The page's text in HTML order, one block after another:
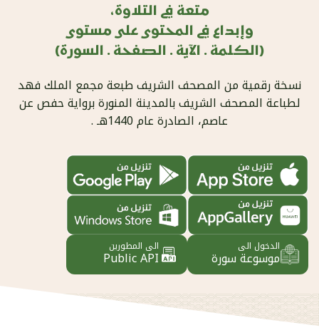
متعة في التلاوة،
وإبداع في المحتوى على مستوى
(الكلمة . الآية . الصفحة . السورة)
نسخة رقمية من المصحف الشريف طبعة مجمع الملك فهد
لطباعة المصحف الشريف بالمدينة المنورة برواية حفص عن
عاصم، الصادرة عام 1440هـ .
الدخول الى
موسوعة سورة
الى المطورين
Public API